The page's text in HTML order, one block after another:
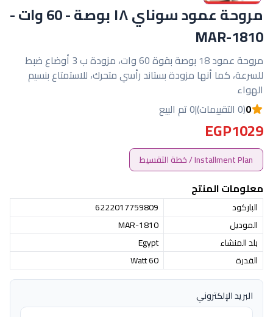
مروحة عمود سوناي ١٨ بوصة - 60 وات -
MAR-1810
مروحة عمود 18 بوصة بقوة 60 وات، مزودة ب 3 أوضاع ضبط
للسرعة، كما أنها مزودة بستاند رأسي متحرك، للاستمتاع بنسيم
الهواء
0(0 التقييمات) |0 تم البيع
EGP1029
Installment Plan / خطة التقسيط
معلومات المنتج
الباركود
6222017759809
الموديل
MAR-1810
بلد المنشاء
Egypt
القدرة
60 Watt
البريد الإلكتروني